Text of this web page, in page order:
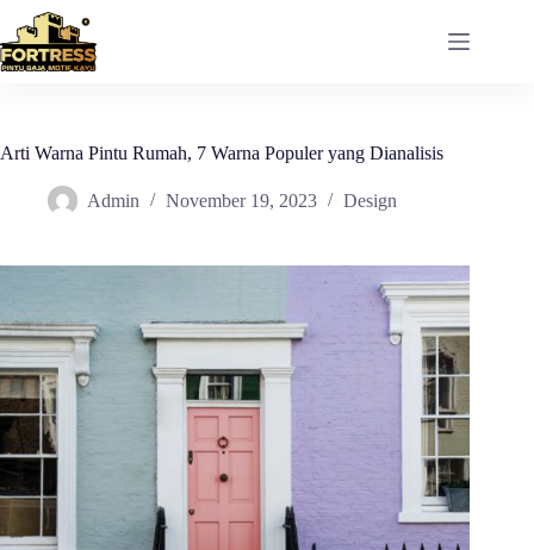
content
Arti Warna Pintu Rumah, 7 Warna Populer yang Dianalisis
Admin November 19, 2023 Design